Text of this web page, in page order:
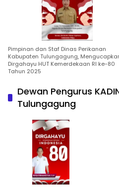
Pimpinan dan Staf Dinas Perikanan
Kabupaten Tulungagung,
Dirgahayu HUT Kemerdekaan RI ke-80
Tahun 2025
Dewan Pengurus
Tulungagung